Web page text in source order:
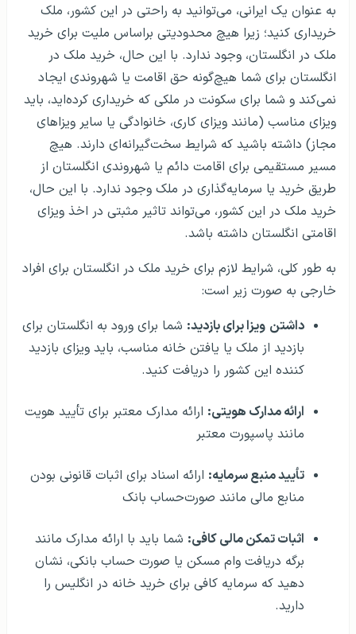
به عنوان یک ایرانی، می‌توانید به راحتی در این کشور، ملک
خریداری کنید؛ زیرا هیچ محدودیتی براساس ملیت برای خرید
ملک در انگلستان، وجود ندارد. با این حال، خرید ملک در
انگلستان برای شما هیچ‌گونه حق اقامت یا شهروندی ایجاد
نمی‌کند و شما برای سکونت در ملکی که خریداری کرده‌اید، باید
ویزای مناسب (مانند ویزای کاری، خانوادگی یا سایر ویزاهای
مجاز) داشته باشید که شرایط سخت‌گیرانه‌ای دارند. هیچ
مسیر مستقیمی برای اقامت دائم یا شهروندی انگلستان از
طریق خرید یا سرمایه‌گذاری در ملک وجود ندارد. با این حال،
خرید ملک در این کشور، می‌تواند تاثیر مثبتی در اخذ ویزای
اقامتی انگلستان داشته باشد.
به طور کلی، شرایط لازم برای خرید ملک در انگلستان برای افراد
خارجی به صورت زیر است:
داشتن ویزا برای بازدید: شما برای ورود به انگلستان برای
بازدید از ملک یا یافتن خانه مناسب، باید ویزای بازدید
کننده این کشور را دریافت کنید.
ارائه مدارک هویتی: ارائه مدارک معتبر برای تأیید هویت
مانند پاسپورت معتبر
تأیید منبع سرمایه: ارائه اسناد برای اثبات قانونی بودن
منابع مالی مانند صورت‌حساب بانک
اثبات تمکن مالی کافی: شما باید با ارائه مدارک مانند
برگه دریافت وام مسکن یا صورت حساب بانکی، نشان
دهید که سرمایه کافی برای خرید خانه در انگلیس را
دارید.